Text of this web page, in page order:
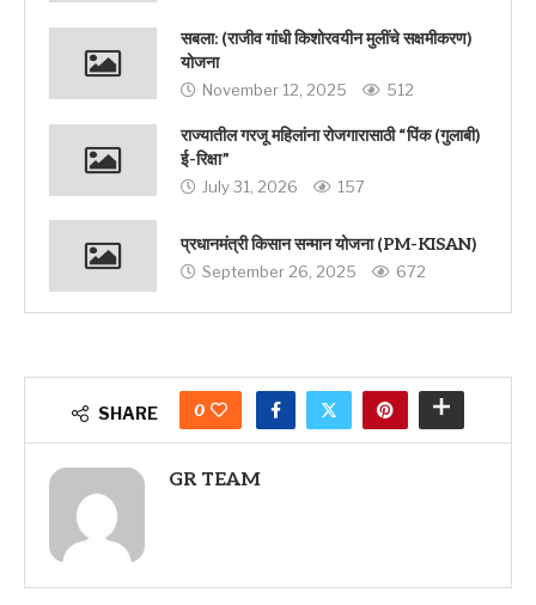
सबला: (राजीव गांधी किशोरवयीन मुलींचे सक्षमीकरण)
योजना
November 12, 2025 512
राज्यातील गरजू महिलांना रोजगारासाठी “पिंक (गुलाबी)
ई-रिक्षा”
July 31, 2026 157
प्रधानमंत्री किसान सन्मान योजना (PM-KISAN)
September 26, 2025 672
SHARE 0
GR TEAM